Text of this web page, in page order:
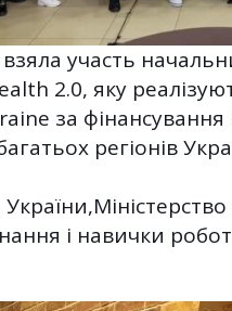
участь
2.0, яку
за
регіонів
і навички